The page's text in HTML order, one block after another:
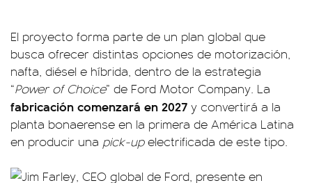
El proyecto forma parte de un plan global que
busca ofrecer distintas opciones de motorización,
nafta, diésel e híbrida, dentro de la estrategia
“Power of Choice” de Ford Motor Company. La
fabricación comenzará en 2027 y convertirá a la
planta bonaerense en la primera de América Latina
en producir una pick-upelectrificada de este tipo.